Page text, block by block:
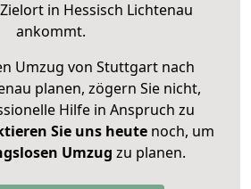
in Hessisch Lichtenau
ankommt.
Umzug von Stuttgart nach
planen, zögern Sie nicht,
Hilfe in Anspruch zu
Sie uns heutenoch, um
Umzug zu planen.